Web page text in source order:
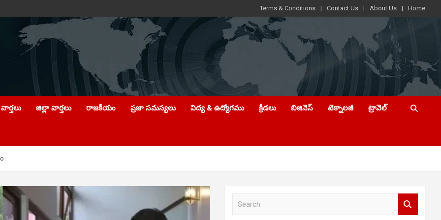
Terms & Conditions Contact Us About Us Home
జిల్లా వార్తలు రాజకీయం ప్రజా సమస్యలు విద్య & ఉద్యోగము క్రీడలు బిజినెస్ టెక్నాలజీ ట్రావెల్